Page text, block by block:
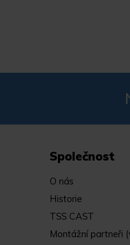
Společnost
O nás
Historie
TSS CAST
Montážní partneři